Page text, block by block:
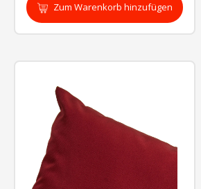
Zum Warenkorb hinzufügen